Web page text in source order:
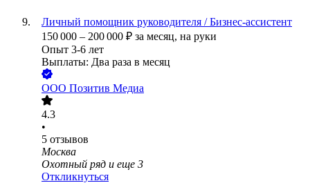
Личный помощник руководителя / Бизнес-ассистент
150 000 – 200 000 ₽ за месяц, на руки
Опыт 3-6 лет
Выплаты: Два раза в месяц
ООО Позитив Медиа
4.3
•
5 отзывов
Москва
Охотный ряд и еще 3
Откликнуться